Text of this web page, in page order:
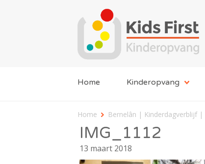
Home Kinderopvang
Home Bernelân | Kinderdagverblijf |
IMG_1112
13 maart 2018